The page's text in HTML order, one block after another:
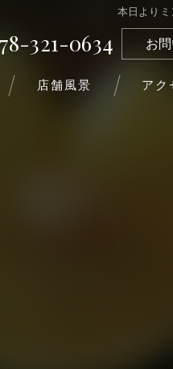
本日よりミ
321-0634 お
店舗風景 アク